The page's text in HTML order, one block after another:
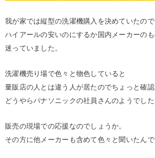
我が家では縦型の洗濯機購入を決めていたの
ハイアールの安いのにするか国内メーカーの
迷っていました。
洗濯機売り場で色々と物色していると
量販店の人とは違う人が居たのでちょっと確認
どうやらパナソニックの社員さんのようでした
販売の現場での応援なのでしょうか。
その方に他メーカーも含めて色々と聞いたんで